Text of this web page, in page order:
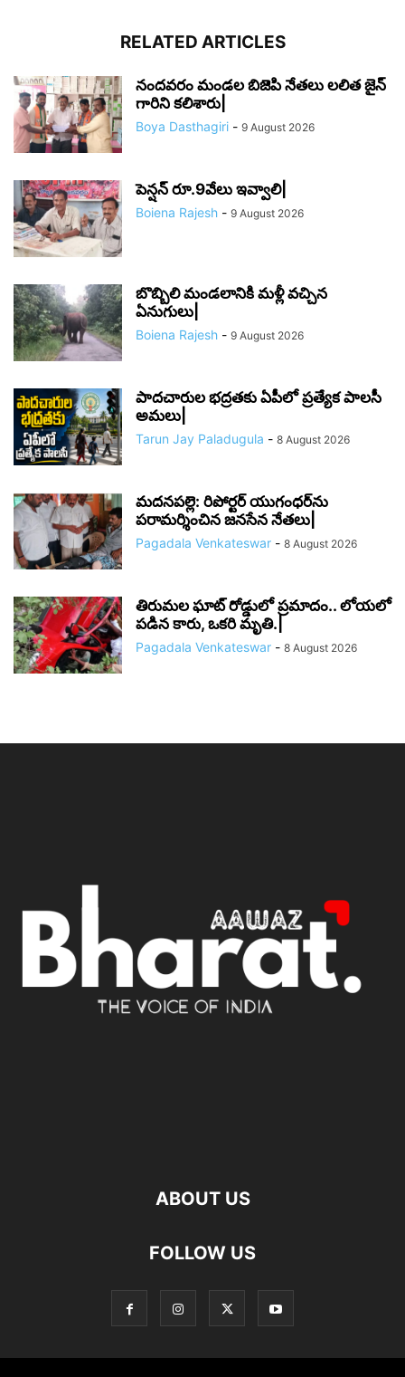
RELATED ARTICLES
నందవరం మండల బిజెపి నేతలు లలిత జైన్
గారిని కలిశారు|
Boya Dasthagiri - 9 August 2026
పెన్షన్ రూ.9వేలు ఇవ్వాలి|
Boiena Rajesh - 9 August 2026
బొబ్బిలి మండలానికి మళ్లీ వచ్చిన
ఏనుగులు|
Boiena Rajesh - 9 August 2026
పాదచారుల భద్రతకు ఏపీలో ప్రత్యేక పాలసీ
అమలు|
Tarun Jay Paladugula - 8 August 2026
మదనపల్లె: రిపోర్టర్ యుగంధర్‌ను
పరామర్శించిన జనసేన నేతలు|
Pagadala Venkateswar - 8 August 2026
తిరుమల ఘాట్ రోడ్డులో ప్రమాదం.. లోయలో
పడిన కారు, ఒకరి మృతి.|
Pagadala Venkateswar - 8 August 2026
ABOUT US
FOLLOW US